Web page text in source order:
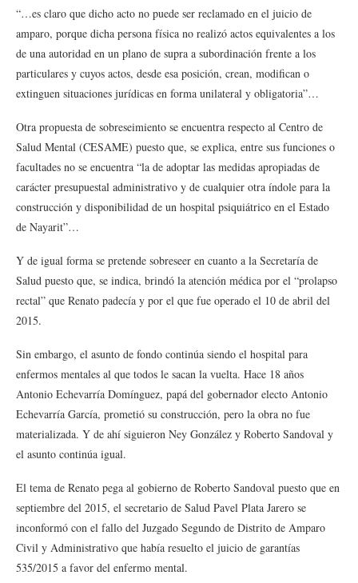
“…es claro que dicho acto no puede ser reclamado en el juicio de
amparo, porque dicha persona física no realizó actos equivalentes a los
de una autoridad en un plano de supra a subordinación frente a los
particulares y cuyos actos, desde esa posición, crean, modifican o
extinguen situaciones jurídicas en forma unilateral y obligatoria”…
Otra propuesta de sobreseimiento se encuentra respecto al Centro de
Salud Mental (CESAME) puesto que, se explica, entre sus funciones o
facultades no se encuentra “la de adoptar las medidas apropiadas de
carácter presupuestal administrativo y de cualquier otra índole para la
construcción y disponibilidad de un hospital psiquiátrico en el Estado
de Nayarit”…
Y de igual forma se pretende sobreseer en cuanto a la Secretaría de
Salud puesto que, se indica, brindó la atención médica por el “prolapso
rectal” que Renato padecía y por el que fue operado el 10 de abril del
2015.
Sin embargo, el asunto de fondo continúa siendo el hospital para
enfermos mentales al que todos le sacan la vuelta. Hace 18 años
Antonio Echevarría Domínguez, papá del gobernador electo Antonio
Echevarría García, prometió su construcción, pero la obra no fue
materializada. Y de ahí siguieron Ney González y Roberto Sandoval y
el asunto continúa igual.
El tema de Renato pega al gobierno de Roberto Sandoval puesto que en
septiembre del 2015, el secretario de Salud Pavel Plata Jarero se
inconformó con el fallo del Juzgado Segundo de Distrito de Amparo
Civil y Administrativo que había resuelto el juicio de garantías
535/2015 a favor del enfermo mental.